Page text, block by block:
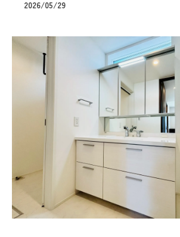
2026/05/29